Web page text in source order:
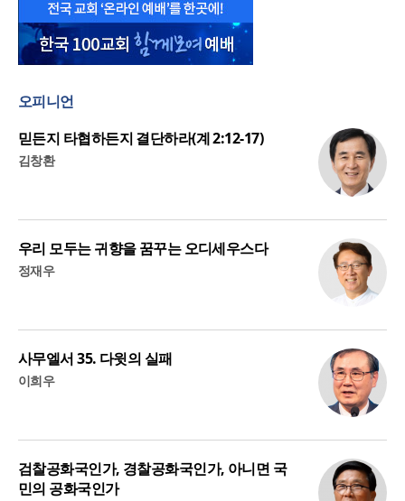
오피니언
믿든지 타협하든지 결단하라(계 2:12-17)
김창환
우리 모두는 귀향을 꿈꾸는 오디세우스다
정재우
사무엘서 35. 다윗의 실패
이희우
검찰공화국인가, 경찰공화국인가, 아니면 국
민의 공화국인가